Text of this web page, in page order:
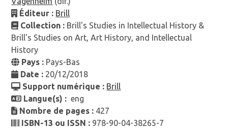
Éditeur : Brill
Collection : Brill's Studies in Intellectual History &
Brill's Studies on Art, Art History, and Intellectual
History
Pays : Pays-Bas
Date : 20/12/2018
Support numérique : Brill
Langue(s) : eng
Nombre de pages : 427
ISBN-13 ou ISSN : 978-90-04-38265-7